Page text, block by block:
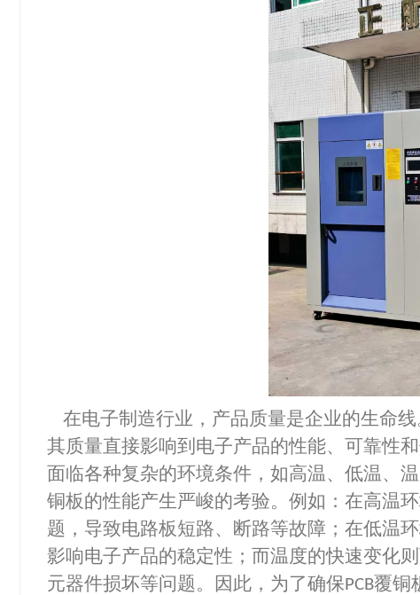
在电子制造行业，产品质量是企业的生命线
其质量直接影响到电子产品的性能、可靠性
面临各种复杂的环境条件，如高温、低温、
铜板的性能产生严峻的考验。例如：在高温环
题，导致电路板短路、断路等故障；在低温
影响电子产品的稳定性；而温度的快速变化
元器件损坏等问题。因此，为了确保PCB覆铜